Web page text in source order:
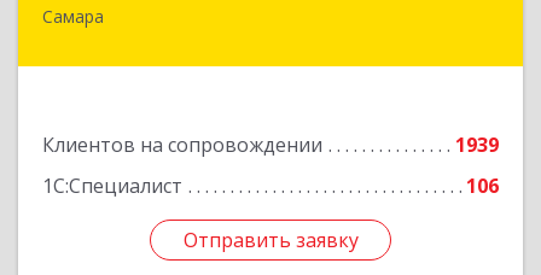
Самара
Клиентов на сопровождении
1939
1С:Специалист
106
Отправить заявку
443013, Самарская обл, Самара г, Дачная ул,
Отправить заявку